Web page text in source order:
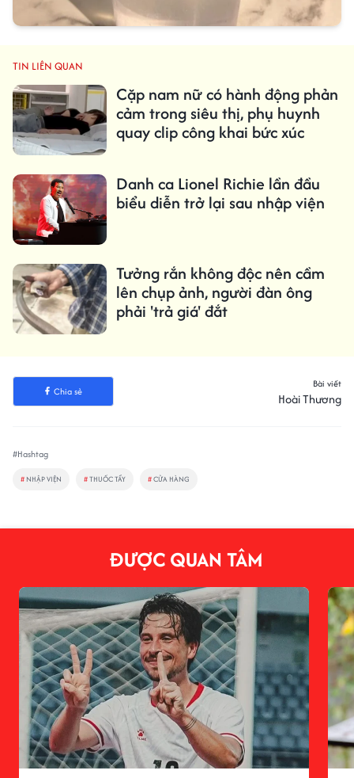
TIN LIÊN QUAN
Cặp nam nữ có hành động phản
cảm trong siêu thị, phụ huynh
quay clip công khai bức xúc
Danh ca Lionel Richie lần đầu
biểu diễn trở lại sau nhập viện
Tưởng rắn không độc nên cầm
lên chụp ảnh, người đàn ông
phải 'trả giá' đắt
Chia sẻ
Bài viết
Hoài Thương
#Hashtag
# NHẬP VIỆN #THUỐC TẨY #CỬA HÀNG
ĐƯỢC QUAN TÂM